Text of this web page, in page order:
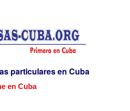
particulares en Cuba
en Cuba